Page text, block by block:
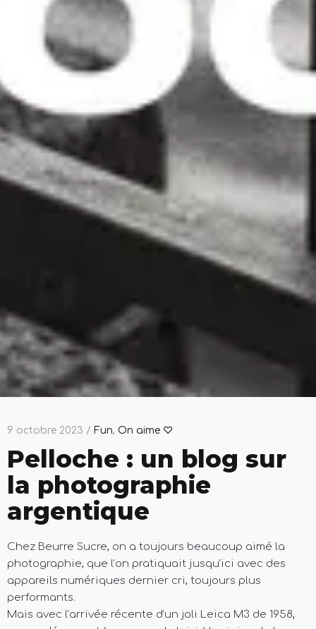
9 octobre 2023 / Fun, On aime ♡
Pelloche : un blog sur
la photographie
argentique
Chez Beurre Sucre, on a toujours beaucoup aimé la
photographie, que l’on pratiquait jusqu’ici avec des
appareils numériques dernier cri, toujours plus
performants.
Mais avec l’arrivée récente d’un joli Leica M3 de 1958,